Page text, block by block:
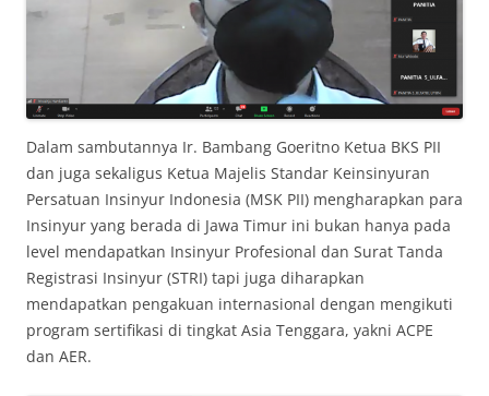
Dalam sambutannya Ir. Bambang Goeritno Ketua BKS PII
dan juga sekaligus Ketua Majelis Standar Keinsinyuran
Persatuan Insinyur Indonesia (MSK PII) mengharapkan para
Insinyur yang berada di Jawa Timur ini bukan hanya pada
level mendapatkan Insinyur Profesional dan Surat Tanda
Registrasi Insinyur (STRI) tapi juga diharapkan
mendapatkan pengakuan internasional dengan mengikuti
program sertifikasi di tingkat Asia Tenggara, yakni ACPE
dan AER.